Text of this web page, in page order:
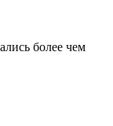
более чем